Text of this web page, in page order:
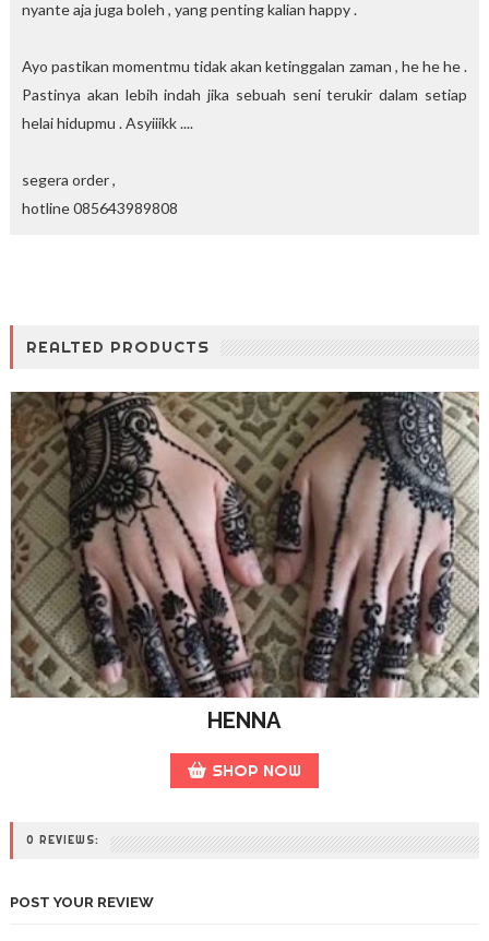
nyante aja juga boleh , yang penting kalian happy .
Ayo pastikan momentmu tidak akan ketinggalan zaman , he he he .
Pastinya akan lebih indah jika sebuah seni terukir dalam setiap
helai hidupmu . Asyiiikk ....
segera order ,
hotline 085643989808
REALTED PRODUCTS
HENNA
SHOP NOW
0 REVIEWS:
POST YOUR REVIEW